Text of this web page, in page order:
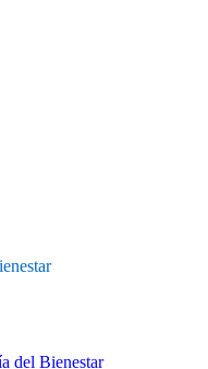
del Bienestar